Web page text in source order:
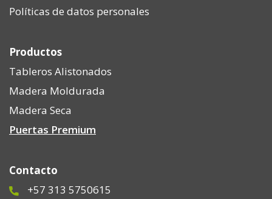
Políticas de datos personales
Productos
Tableros Alistonados
Madera Moldurada
Madera Seca
Puertas Premium
Contacto
+57 313 5750615